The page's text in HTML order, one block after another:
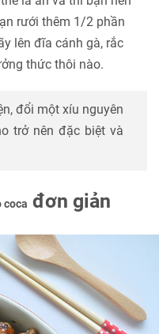
rưới thêm 1/2 phần
lên đĩa cánh gà, rắc
thức thôi nào.
đổi một xíu nguyên
trở nên đặc biệt và
coca đơn giản